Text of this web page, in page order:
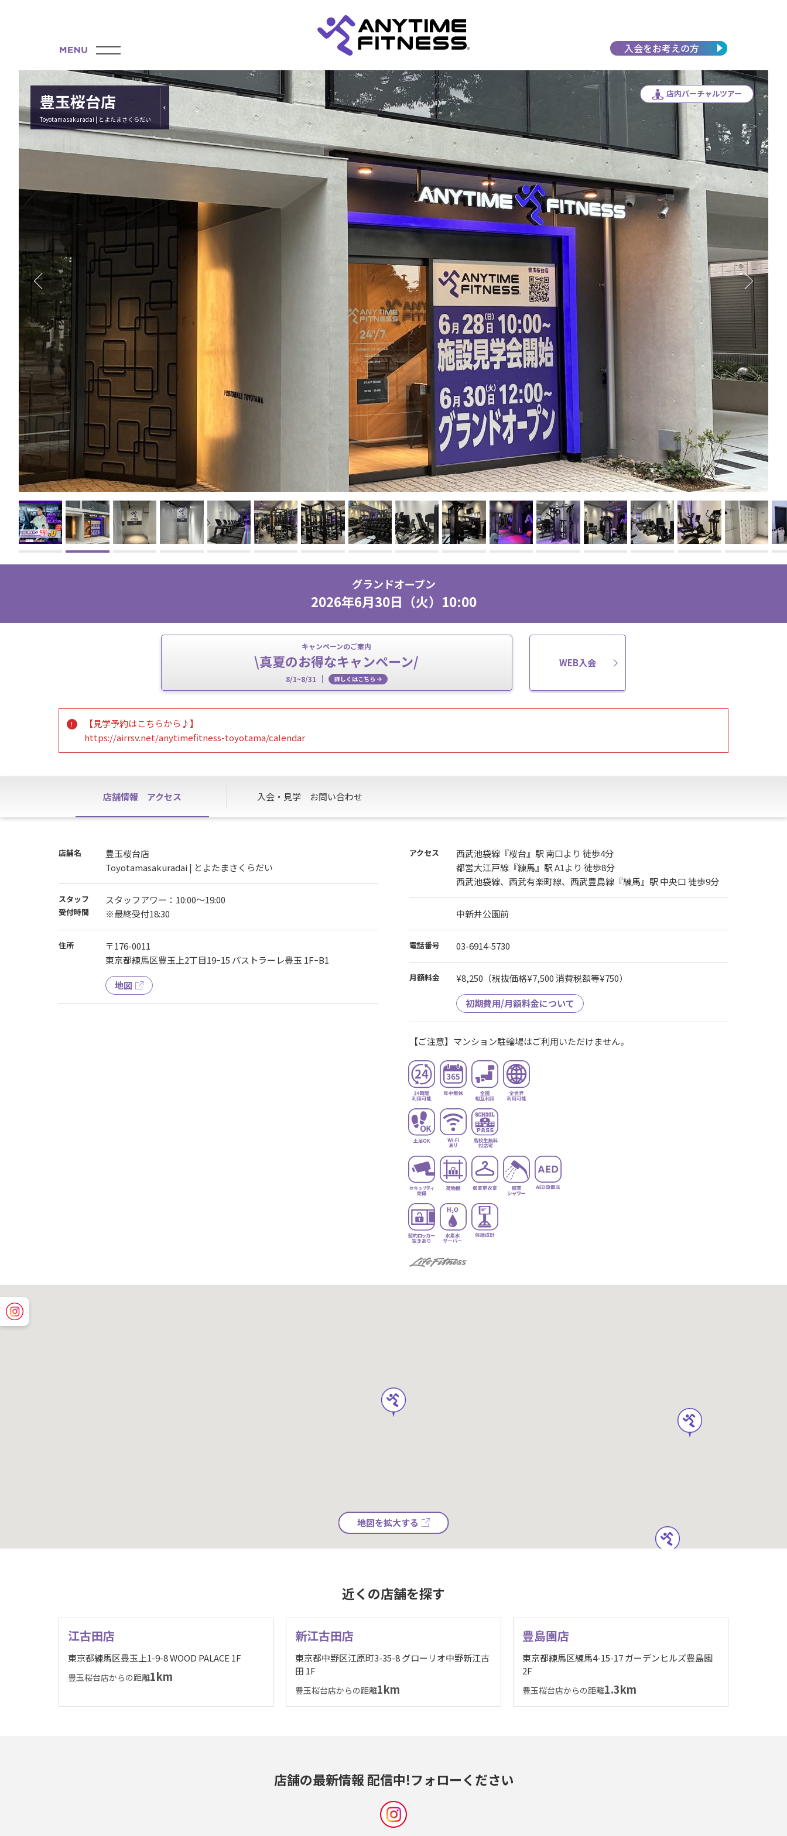
入会をお考えの方
豊玉桜台店
Toyotamasakuradai | とよたまさくらだい
店内バーチャルツアー
グランドオープン
2026年6月30日（火）10:00
キャンペーンのご案内
\真夏のお得なキャンペーン/
8/1~8/31 詳しくはこちら
WEB入会
【見学予約はこちらから♪】
https://airrsv.net/anytimefitness-toyotama/calendar
店舗情報 アクセス 入会・見学 お問い合わせ
店舗名
豊玉桜台店
Toyotamasakuradai | とよたまさくらだい
スタッフ
受付時間
スタッフアワー：10:00～19:00
※最終受付18:30
住所
〒176-0011
東京都練馬区豊玉上2丁目19ｰ15 パストラーレ豊玉 1FｰB1
地図
アクセス
西武池袋線『桜台』駅 南口より 徒歩4分
都営大江戸線『練馬』駅 A1より 徒歩8分
西武池袋線、西武有楽町線、西武豊島線『練馬』駅 中央口 徒歩9分
中新井公園前
電話番号 03-6914-5730
月額料金 ¥8,250 （税抜価格¥7,500 消費税額等¥750）
初期費用/月額料金について
【ご注意】マンション駐輪場はご利用いただけません。
地図を拡大する
近くの店舗を探す
江古田店
東京都練馬区豊玉上1-9-8 WOOD PALACE 1F
豊玉桜台店からの距離1km
新江古田店
東京都中野区江原町3-35-8 グローリオ中野新江古
田 1F
豊玉桜台店からの距離1km
豊島園店
東京都練馬区練馬4-15-17 ガーデンヒルズ豊島園
2F
豊玉桜台店からの距離1.3km
店舗の最新情報 配信中!フォローください